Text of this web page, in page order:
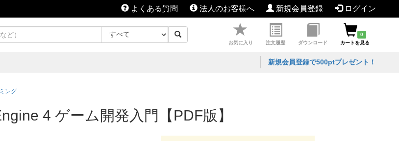
よくある質問 法人のお客様へ 新規会員登録 ログイン
お気に入り 注文履歴 ダウンロード
0
カートを見る
新規会員登録で500ptプレゼント！
ング
4 ゲーム開発入門【PDF版】